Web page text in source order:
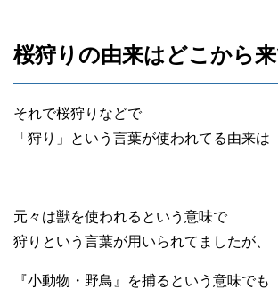
桜狩りの由来はどこから
それで桜狩りなどで
「狩り」という言葉が使われてる由来は
元々は獣を使われるという意味で
狩りという言葉が用いられてましたが、
『小動物・野鳥』を捕るという意味でも